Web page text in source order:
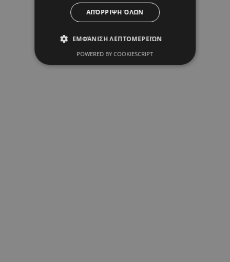
ΑΠΌΡΡΙΨΗ ΌΛΩΝ
ΕΜΦΆΝΙΣΗ ΛΕΠΤΟΜΕΡΕΙΏΝ
POWERED BY COOKIESCRIPT